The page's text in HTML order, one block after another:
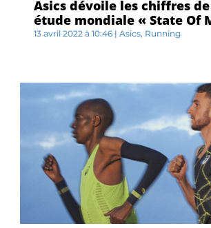
Asics dévoile les chiffres de
étude mondiale « State Of
13 avril 2022 à 10:46 | Asics, Running